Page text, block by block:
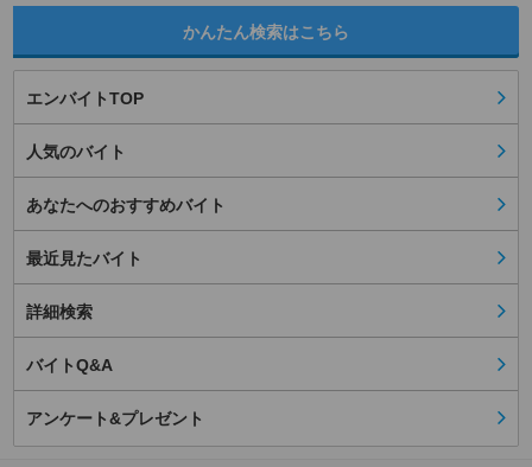
かんたん検索はこちら
エンバイトTOP
人気のバイト
あなたへのおすすめバイト
最近見たバイト
詳細検索
バイトQ&A
アンケート&プレゼント